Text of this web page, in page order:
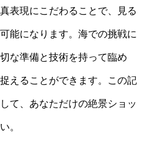
表現にこだわることで、見る
能になります。海での挑戦に
な準備と技術を持って臨め
えることができます。この記
て、あなただけの絶景ショッ
。